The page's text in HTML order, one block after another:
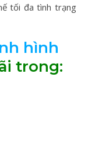
tối đa tình trạng
hình
trong: